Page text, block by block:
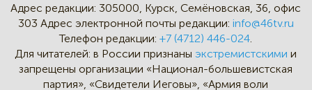
Адрес редакции: 305000, Курск, Семёновская, 36, офис
303 Адрес электронной почты редакции: info@46tv.ru
Телефон редакции: +7 (4712) 446-024
Для читателей: в России признаныэкстремистскими и
запрещены организации «Национал-большевистская
партия», «Свидетели Иеговы», «Армия воли